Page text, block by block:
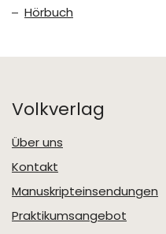
Hörbuch
Volkverlag
Über uns
Kontakt
Manuskripteinsendungen
Praktikumsangebot